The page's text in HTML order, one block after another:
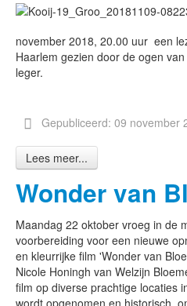
november 2018, 20.00 uur een
Haarlem gezien door de ogen
leger.
Gepubliceerd: 09 november
Lees meer...
Wonder van
Maandag 22 oktober vroeg in de
voorbereiding voor een nieuwe
en kleurrijke film 'Wonder van
Nicole Honingh van Welzijn
film op diverse prachtige locaties
wordt opgenomen en historisch,